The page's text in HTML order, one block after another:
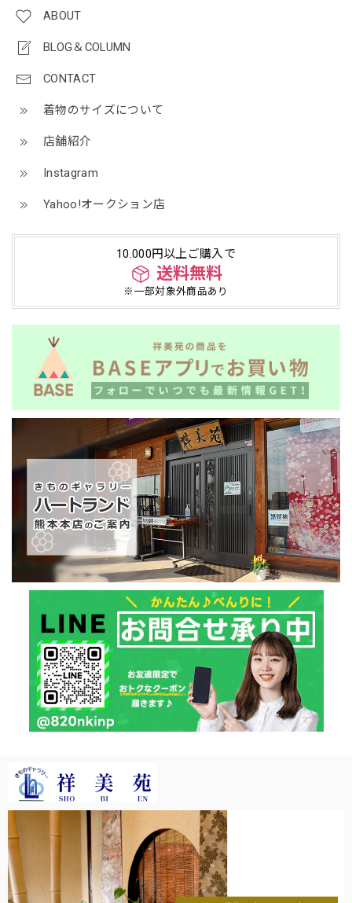
ABOUT
BLOG＆COLUMN
CONTACT
着物のサイズについて
店舗紹介
Instagram
Yahoo!オークション店
10.000円以上ご購入で
送料無料
※一部対象外商品あり